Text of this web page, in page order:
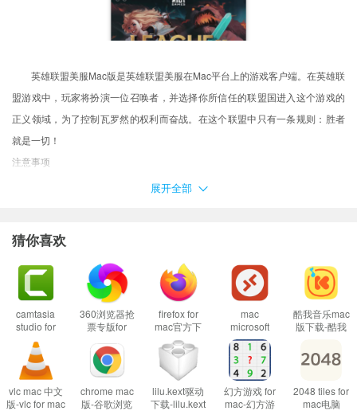
英雄联盟美服Mac版是英雄联盟美服在Mac平台上的游戏客户端。在英雄联
盟游戏中，玩家将扮演一位召唤者，并选择你所信任的联盟国进入这个游戏的
正义领域，为了控制瓦罗然的权利而奋战。在这个联盟中只有一条规则：胜者
就是一切！
注意事项
MacOS 10.15 系统下，如提示“无法启动”，请在系统偏好设置-安全性与隐
macOS Catalina (macOS 10.15) 已损坏无法打开解决办法：
打开终端(屏幕下方“小火箭”——“其他”——打开“终端”)，在终端中粘贴下面
展开全部
猜你喜欢
camtasia
studio for
mac-
camtasia
studio 2 mac
版下载
v2020.0.15
360浏览器抢
票专版for
器抢票版mac
版下载
v1.0.1090.0
firefox for
mac官方下
载-火狐浏览
器mac版下载
v106.0.5正式
版
mac
microsoft
remote-
microsoft
remote
desktop for
mac下载
v10.7.3
酷我音乐mac
版下载-酷我
下载 v1.7.0
vlc mac 中文
版-vlc for mac
chrome mac
版-谷歌浏览
lilu.kext驱动
下载-lilu.kext
幻方游戏 for
mac-幻方游
2048 tiles for
mac电脑